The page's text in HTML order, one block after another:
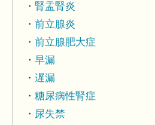
腎盂腎炎
前立腺炎
前立腺肥大症
早漏
遅漏
糖尿病性腎症
尿失禁